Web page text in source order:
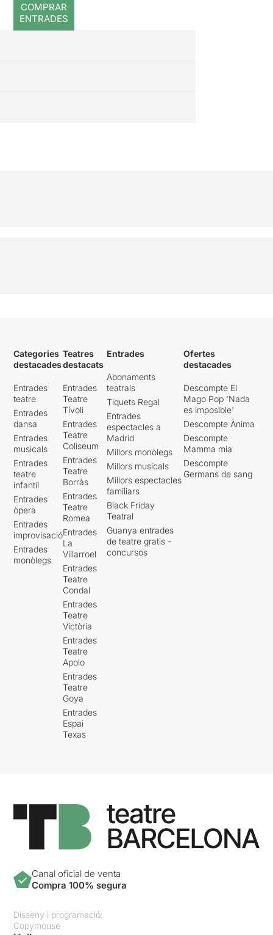
COMPRAR
ENTRADES
Categories
destacades
Entrades
teatre
Entrades
dansa
Entrades
musicals
Entrades
teatre
infantil
Entrades
òpera
Entrades
improvisació
Entrades
monòlegs
Teatres
destacats
Entrades
Teatre
Tívoli
Entrades
Teatre
Coliseum
Entrades
Teatre
Borràs
Entrades
Teatre
Romea
Entrades
La
Villarroel
Entrades
Teatre
Condal
Entrades
Teatre
Victòria
Entrades
Teatre
Apolo
Entrades
Teatre
Goya
Entrades
Espai
Texas
Entrades
Abonaments
teatrals
Tiquets Regal
Entrades
espectacles a
Madrid
Millors monòlegs
Millors musicals
Millors espectacles
familiars
Black Friday
Teatral
Guanya entrades
de teatre gratis -
concursos
Ofertes
destacades
Descompte El
Mago Pop 'Nada
es imposible'
Descompte Ànima
Descompte
Mamma mia
Descompte
Germans de sang
Canal oficial de venta
Compra 100% segura
Disseny i programació:
Copymouse